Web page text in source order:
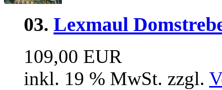
03. Lexmaul
109,00 EUR
inkl. 19 % MwSt. zzgl.